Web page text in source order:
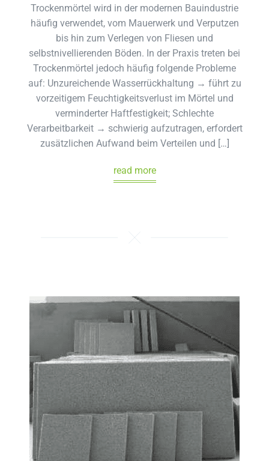
Trockenmörtel wird in der modernen Bauindustrie
häufig verwendet, vom Mauerwerk und Verputzen
bis hin zum Verlegen von Fliesen und
selbstnivellierenden Böden. In der Praxis treten bei
Trockenmörtel jedoch häufig folgende Probleme
auf: Unzureichende Wasserrückhaltung → führt zu
vorzeitigem Feuchtigkeitsverlust im Mörtel und
verminderter Haftfestigkeit; Schlechte
Verarbeitbarkeit → schwierig aufzutragen, erfordert
zusätzlichen Aufwand beim Verteilen und […]
read more